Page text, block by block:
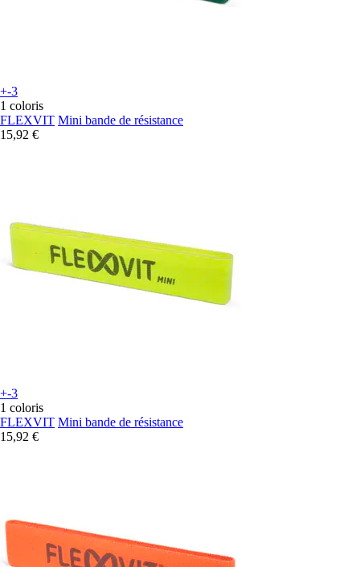
+-3
1 coloris
FLEXVIT Mini bande de résistance
15,92 €
+-3
1 coloris
FLEXVIT Mini bande de résistance
15,92 €